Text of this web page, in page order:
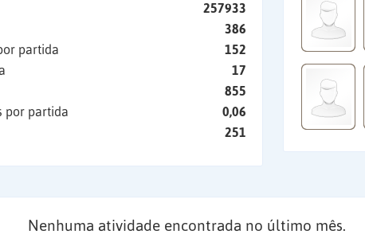
257933
386
partida
152
17
855
por partida
0,06
251
Nenhuma atividade encontrada no último mês.